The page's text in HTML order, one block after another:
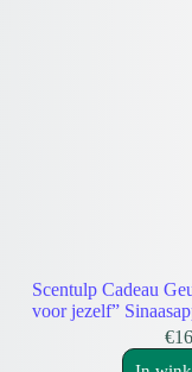
Scentulp Cadeau
voor jezelf”
€